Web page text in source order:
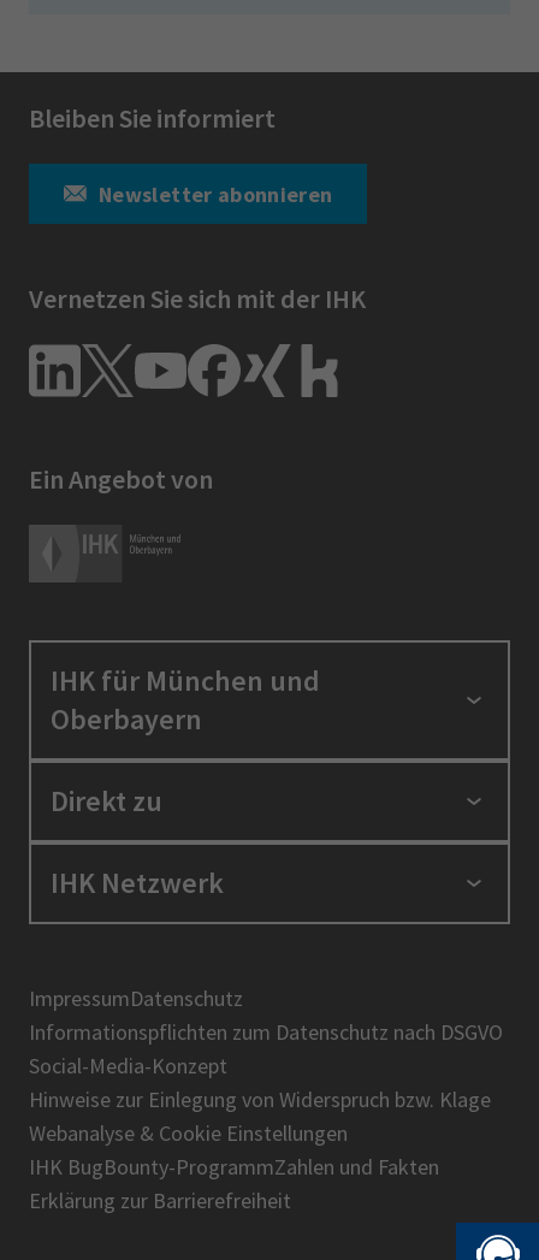
Bleiben Sie informiert
Newsletter abonnieren
Vernetzen Sie sich mit der IHK
Ein Angebot von
IHK für München und
Oberbayern
Standortpolitik
Ausbildung und Fortbildung
Berufszugang
Über uns
Direkt zu
Positionen
IHK in der Region
Presse
IHK-Magazin
IHK Netzwerk
BIHK
DIHK
AHK
IHK-Standortportal Bayern
ImpressumDatenschutz
Informationspflichten zum Datenschutz nach DSGVO
Social-Media-Konzept
Hinweise zur Einlegung von Widerspruch bzw. Klage
Webanalyse & Cookie Einstellungen
IHK BugBounty-ProgrammZahlen und Fakten
Erklärung zur Barrierefreiheit